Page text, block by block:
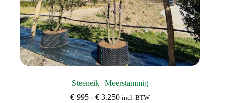
Steeneik | Meerstammig
€995 - €3.250Prijsklasse:
incl. BTW